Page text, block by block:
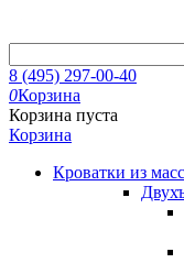
8 (495) 297-00-40
0Корзина
Корзина пуста
Корзина
Кроватки из